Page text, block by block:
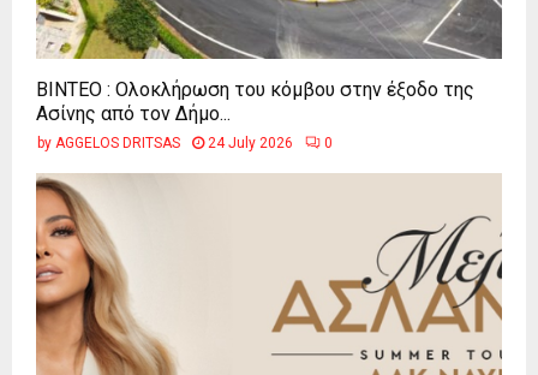
ΒΙΝΤΕΟ : Ολοκλήρωση του κόμβου στην έξοδο της
Ασίνης από τον Δήμο...
by AGGELOS DRITSAS 24 July 2026 0